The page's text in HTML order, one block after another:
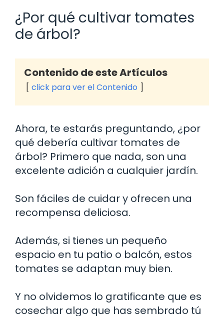
¿Por qué cultivar tomates
de árbol?
Contenido de este Artículos
click para ver el Contenido
Ahora, te estarás preguntando, ¿por
qué debería cultivar tomates de
árbol? Primero que nada, son una
excelente adición a cualquier jardín.
Son fáciles de cuidar y ofrecen una
recompensa deliciosa.
Además, si tienes un pequeño
espacio en tu patio o balcón, estos
tomates se adaptan muy bien.
Y no olvidemos lo gratificante que es
cosechar algo que has sembrado tú